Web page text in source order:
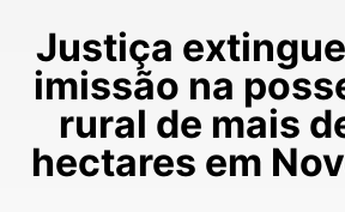
Justiça
imissão na
rural de mais
hectares em